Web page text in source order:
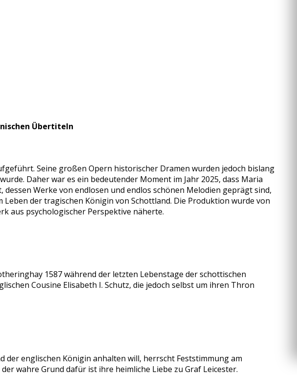
Übertiteln
Seine großen Opern historischer Dramen wurden jedoch bislang
Daher war es ein bedeutender Moment im Jahr 2025, dass Maria
Werke von endlosen und endlos schönen Melodien geprägt sind,
der tragischen Königin von Schottland. Die Produktion wurde von
aus psychologischer Perspektive näherte.
1587 während der letzten Lebenstage der schottischen
Cousine Elisabeth I. Schutz, die jedoch selbst um ihren Thron
der englischen Königin anhalten will, herrscht Feststimmung am
wahre Grund dafür ist ihre heimliche Liebe zu Graf Leicester.